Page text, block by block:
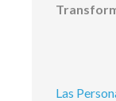
Las